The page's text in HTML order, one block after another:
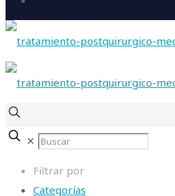
✕
Filtrar por
Categorías